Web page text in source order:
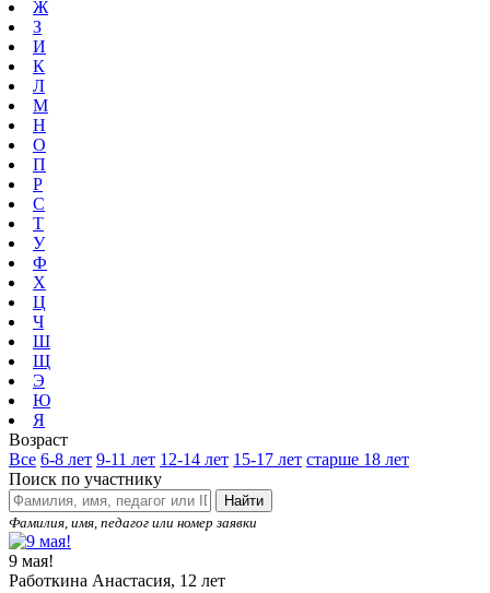
Ж
З
И
К
Л
М
Н
О
П
Р
С
Т
У
Ф
Х
Ц
Ч
Ш
Щ
Э
Ю
Я
Возраст
Все 6-8 лет 9-11 лет 12-14 лет 15-17 лет старше 18 лет
Поиск по участнику
Найти
Фамилия, имя, педагог или номер заявки
9 мая!
Работкина Анастасия, 12 лет